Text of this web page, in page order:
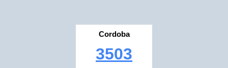
Cordoba
3503